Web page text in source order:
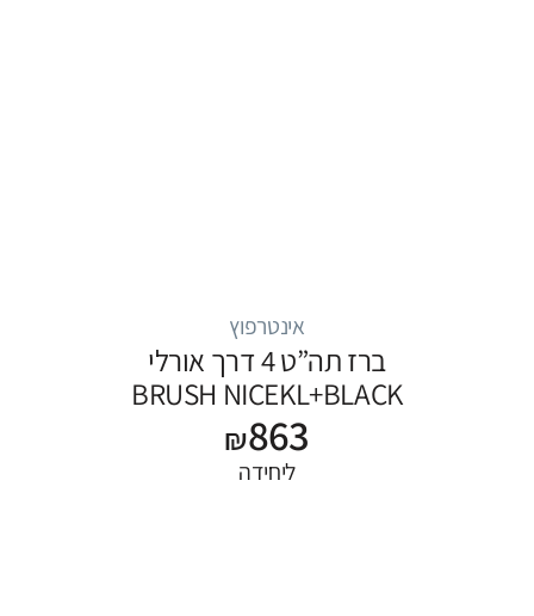
אינטרפוץ
ברז תה”ט 4 דרך אורלי
BRUSH NICEKL+BLACK
₪863
ליחידה